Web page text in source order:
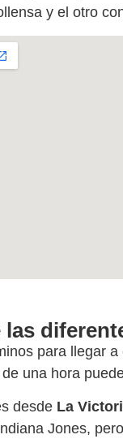
y el otro
las
para llegar
una hora
desde La
Jones,